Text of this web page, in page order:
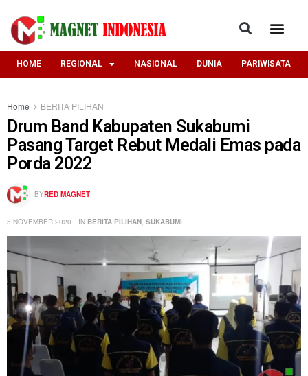
HOME REGIONAL NASIONAL DUNIA PARIWISATA
Home BERITA PILIHAN
Drum Band Kabupaten Sukabumi
Pasang Target Rebut Medali Emas pada
Porda 2022
BYRED MAGNET
5 NOVEMBER 2020 IN BERITA PILIHAN SUKABUMI